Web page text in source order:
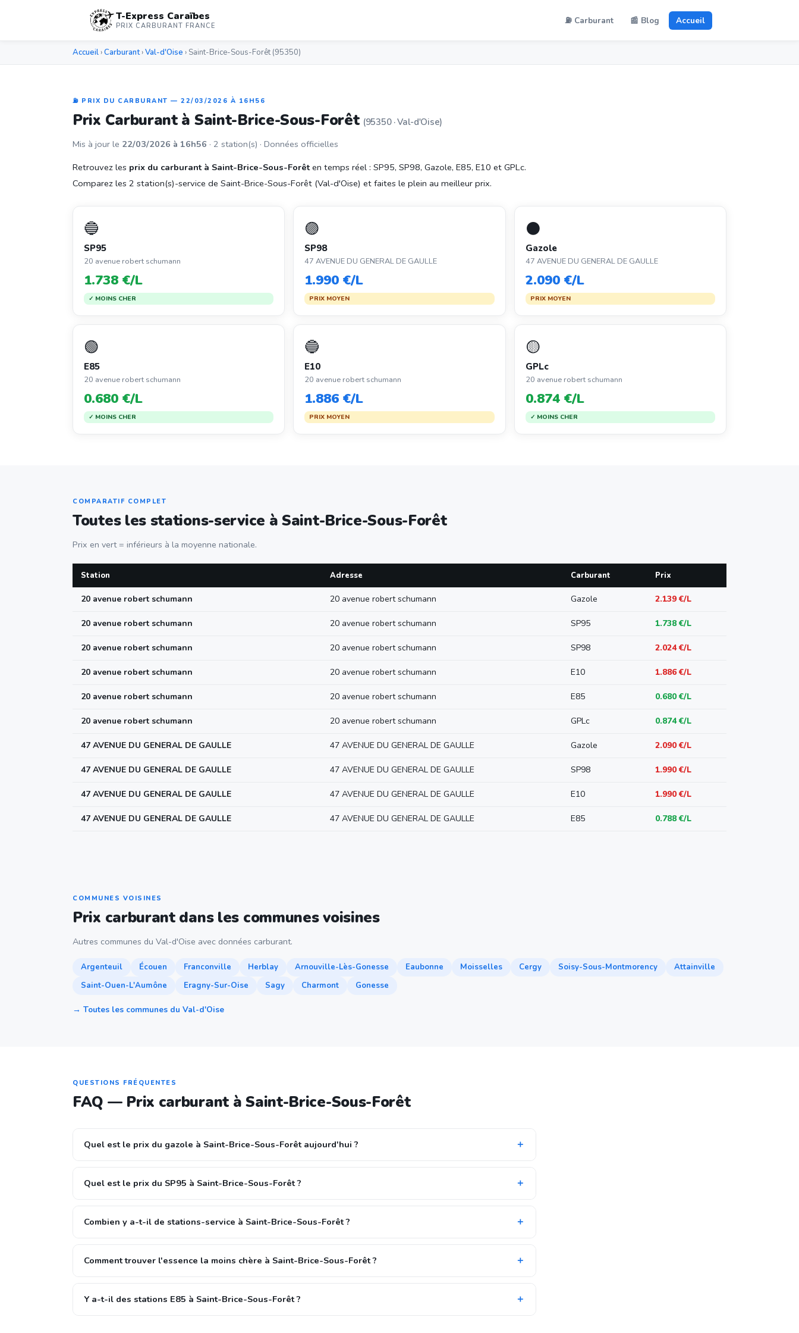
T-Express Caraïbes
PRIX CARBURANT FRANCE ⛽ Carburant 📰 Blog Accueil
Accueil ›Carburant›Val-d'Oise › Saint-Brice-Sous-Forêt (95350)
⛽ PRIX DU CARBURANT — 22/03/2026 À 16H56
Prix Carburant à Saint-Brice-Sous-Forêt (95350 · Val-d'Oise)
Mis à jour le 22/03/2026 à 16h56 · 2 station(s) · Données officielles
Retrouvez les prix du carburant à Saint-Brice-Sous-Forêten temps réel : SP95, SP98, Gazole, E85, E10 et GPLc.
Comparez les 2 station(s)-service de Saint-Brice-Sous-Forêt (Val-d'Oise) et faites le plein au meilleur prix.
🔵
SP95
20 avenue robert schumann
1.738 €/L
✓ MOINS CHER
🟣
SP98
47 AVENUE DU GENERAL DE GAULLE
1.990 €/L
PRIX MOYEN
⚫
Gazole
47 AVENUE DU GENERAL DE GAULLE
2.090 €/L
PRIX MOYEN
🟢
E85
20 avenue robert schumann
0.680 €/L
✓ MOINS CHER
🔵
E10
20 avenue robert schumann
1.886 €/L
PRIX MOYEN
🟡
GPLc
20 avenue robert schumann
0.874 €/L
✓ MOINS CHER
COMPARATIF COMPLET
Toutes les stations-service à Saint-Brice-Sous-Forêt
Prix en vert = inférieurs à la moyenne nationale.
Station Adresse Carburant Prix
20 avenue robert schumann 20 avenue robert schumann Gazole 2.139 €/L
20 avenue robert schumann 20 avenue robert schumann SP95 1.738 €/L
20 avenue robert schumann 20 avenue robert schumann SP98 2.024 €/L
20 avenue robert schumann 20 avenue robert schumann E10 1.886 €/L
20 avenue robert schumann 20 avenue robert schumann E85 0.680 €/L
20 avenue robert schumann 20 avenue robert schumann GPLc 0.874 €/L
47 AVENUE DU GENERAL DE GAULLE 47 AVENUE DU GENERAL DE GAULLE Gazole 2.090 €/L
47 AVENUE DU GENERAL DE GAULLE 47 AVENUE DU GENERAL DE GAULLE SP98 1.990 €/L
47 AVENUE DU GENERAL DE GAULLE 47 AVENUE DU GENERAL DE GAULLE E10 1.990 €/L
47 AVENUE DU GENERAL DE GAULLE 47 AVENUE DU GENERAL DE GAULLE E85 0.788 €/L
COMMUNES VOISINES
Prix carburant dans les communes voisines
Autres communes du Val-d'Oise avec données carburant.
Argenteuil Écouen Franconville Herblay Arnouville-Lès-Gonesse Eaubonne Moisselles Cergy Soisy-Sous-Montmorency
Attainville
Saint-Ouen-L'Aumône
Eragny-Sur-Oise Sagy Charmont Gonesse
→ Toutes les communes du Val-d'Oise
QUESTIONS FRÉQUENTES
FAQ — Prix carburant à Saint-Brice-Sous-Forêt
Quel est le prix du gazole à Saint-Brice-Sous-Forêt aujourd'hui ?
Quel est le prix du SP95 à Saint-Brice-Sous-Forêt ?
Combien y a-t-il de stations-service à Saint-Brice-Sous-Forêt ?
Comment trouver l'essence la moins chère à Saint-Brice-Sous-Forêt ?
Y a-t-il des stations E85 à Saint-Brice-Sous-Forêt ?